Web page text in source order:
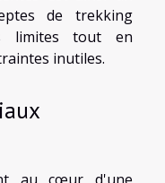
de trekking
limites tout en
inutiles.